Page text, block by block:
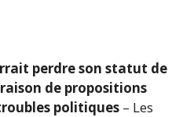
perdre son statut de
de propositions
politiques – Les